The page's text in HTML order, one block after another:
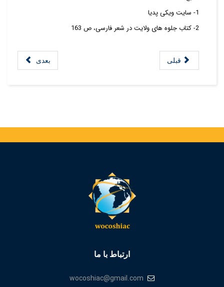
1- سایت ویکی پدیا
2- کتاب جلوه های ولایت در شعر فارسی، ص 163
قبلی بعدی
ارتباط با ما
wocoshiac@gmail.com